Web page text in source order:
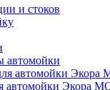
и стоков
автомойки
автомойки Экора
автомойки Экора